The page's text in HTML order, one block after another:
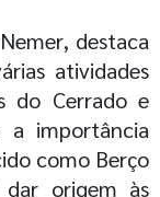
destaca
atividades
do Cerrado e
a importância
como Berço
origem às